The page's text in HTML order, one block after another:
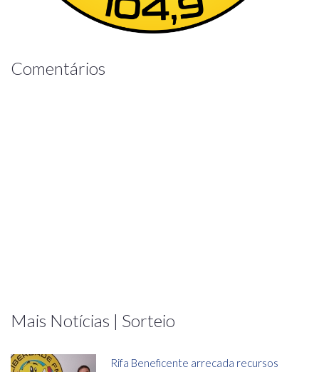
Comentários
Mais Notícias | Sorteio
Rifa Beneficente arrecada recursos